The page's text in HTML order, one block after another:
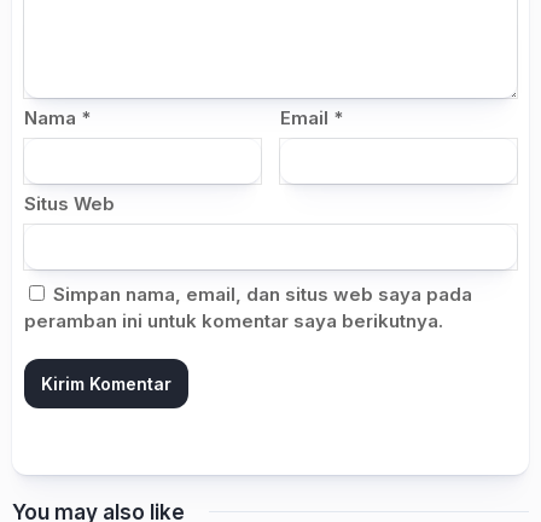
Nama * Email *
Situs Web
Simpan nama, email, dan situs web saya pada
peramban ini untuk komentar saya berikutnya.
You may also like